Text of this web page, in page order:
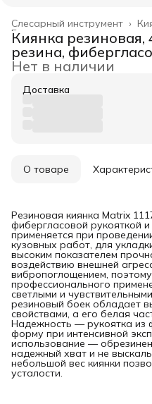
Слесарный инструмент ›
Главная ›
Киянка резиновая,
резина,
Нет в наличии
Доставка
О товаре
Резиновая киянка Matrix
фибергласовой рукояткой
применяется при
кузовных работ, для
высоким показателем
воздействию внешней
вибропоглощением,
профессионального
светлыми и
резиновый боек обладает
свойствами, а его белая
Надежность — рукоятка из
форму при интенсивной
использование —
надежный хват и не
небольшой вес киянки
усталости.